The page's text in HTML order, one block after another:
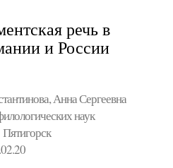
речь в
и России
Анна Сергеевна
наук
Пятигорск